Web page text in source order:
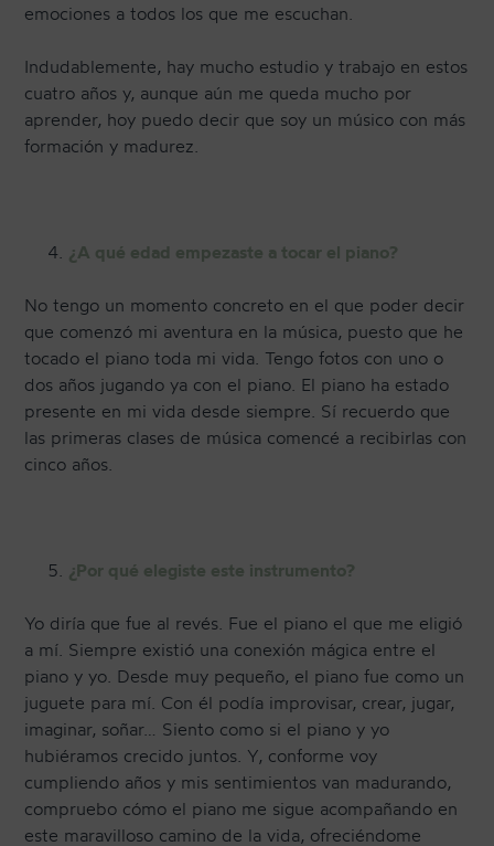
emociones a todos los que me escuchan.
Indudablemente, hay mucho estudio y trabajo en estos
cuatro años y, aunque aún me queda mucho por
aprender, hoy puedo decir que soy un músico con más
formación y madurez.
¿A qué edad empezaste a tocar el piano?
No tengo un momento concreto en el que poder decir
que comenzó mi aventura en la música, puesto que he
tocado el piano toda mi vida. Tengo fotos con uno o
dos años jugando ya con el piano. El piano ha estado
presente en mi vida desde siempre. Sí recuerdo que
las primeras clases de música comencé a recibirlas con
cinco años.
¿Por qué elegiste este instrumento?
Yo diría que fue al revés. Fue el piano el que me eligió
a mí. Siempre existió una conexión mágica entre el
piano y yo. Desde muy pequeño, el piano fue como un
juguete para mí. Con él podía improvisar, crear, jugar,
imaginar, soñar… Siento como si el piano y yo
hubiéramos crecido juntos. Y, conforme voy
cumpliendo años y mis sentimientos van madurando,
compruebo cómo el piano me sigue acompañando en
este maravilloso camino de la vida, ofreciéndome